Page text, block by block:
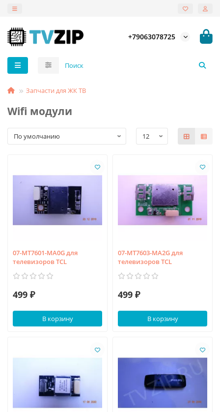
+79063078725
Запчасти для ЖК ТВ
Wifi модули
07-MT7601-MA0G для
телевизоров TCL
499 ₽
В корзину
07-MT7603-MA2G для
телевизоров TCL
499 ₽
В корзину